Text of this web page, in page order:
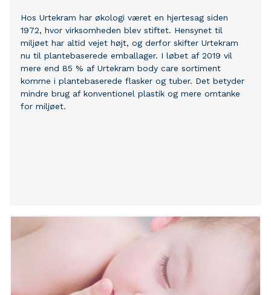
Hos Urtekram har økologi været en hjertesag siden
1972, hvor virksomheden blev stiftet. Hensynet til
miljøet har altid vejet højt, og derfor skifter Urtekram
nu til plantebaserede emballager. I løbet af 2019 vil
mere end 85 % af Urtekram body care sortiment
komme i plantebaserede flasker og tuber. Det betyder
mindre brug af konventionel plastik og mere omtanke
for miljøet.